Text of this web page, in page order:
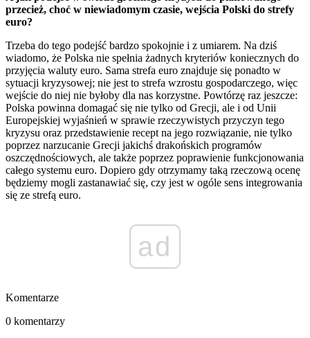
przecież, choć w niewiadomym czasie, wejścia Polski do strefy
euro?
Trzeba do tego podejść bardzo spokojnie i z umiarem. Na dziś
wiadomo, że Polska nie spełnia żadnych kryteriów koniecznych do
przyjęcia waluty euro. Sama strefa euro znajduje się ponadto w
sytuacji kryzysowej; nie jest to strefa wzrostu gospodarczego, więc
wejście do niej nie byłoby dla nas korzystne. Powtórzę raz jeszcze:
Polska powinna domagać się nie tylko od Grecji, ale i od Unii
Europejskiej wyjaśnień w sprawie rzeczywistych przyczyn tego
kryzysu oraz przedstawienie recept na jego rozwiązanie, nie tylko
poprzez narzucanie Grecji jakichś drakońskich programów
oszczędnościowych, ale także poprzez poprawienie funkcjonowania
całego systemu euro. Dopiero gdy otrzymamy taką rzeczową ocenę
będziemy mogli zastanawiać się, czy jest w ogóle sens integrowania
się ze strefą euro.
ad
Komentarze
0 komentarzy